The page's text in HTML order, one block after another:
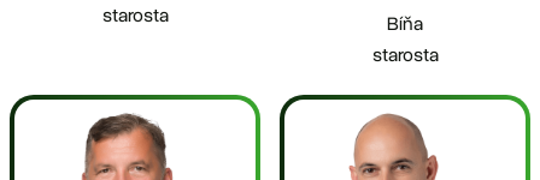
starosta
Bíňa
starosta